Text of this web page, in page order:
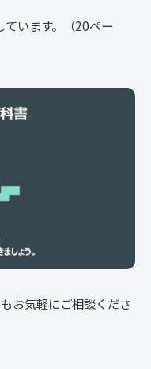
います。（20ペー
お気軽にご相談くださ